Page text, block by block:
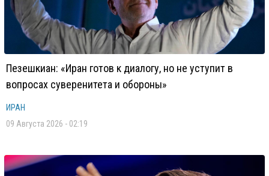
Пезешкиан: «Иран готов к диалогу, но не уступит в
вопросах суверенитета и обороны»
ИРАН
09 Августа 2026 - 02:19